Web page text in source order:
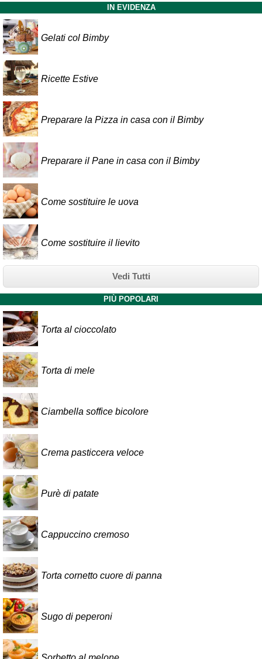
IN EVIDENZA
Gelati col Bimby
Ricette Estive
Preparare la Pizza in casa con il Bimby
Preparare il Pane in casa con il Bimby
Come sostituire le uova
Come sostituire il lievito
Vedi Tutti
PIÙ POPOLARI
Torta al cioccolato
Torta di mele
Ciambella soffice bicolore
Crema pasticcera veloce
Purè di patate
Cappuccino cremoso
Torta cornetto cuore di panna
Sugo di peperoni